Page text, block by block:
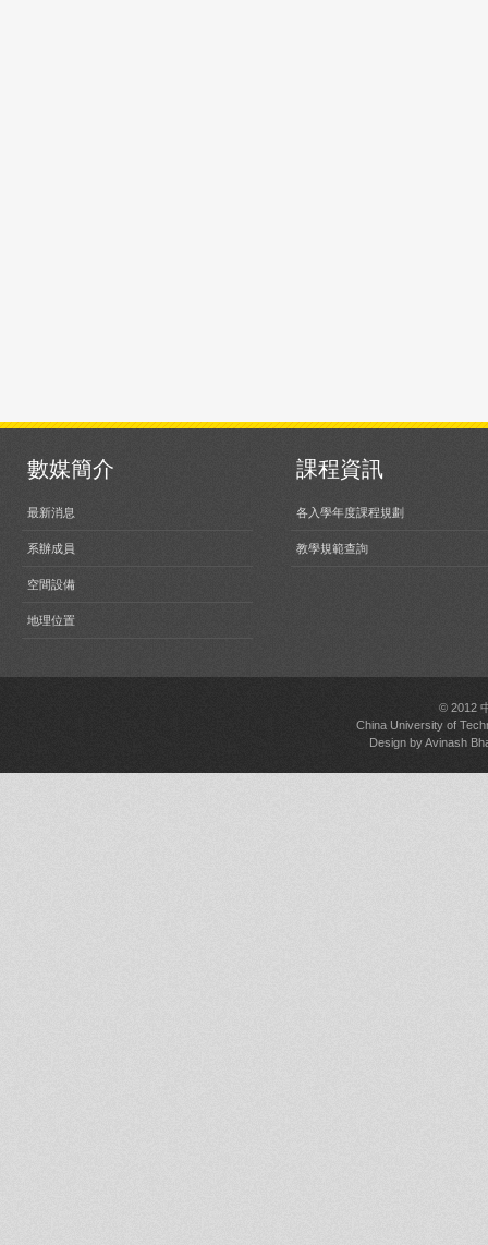
數媒簡介
最新消息
系辦成員
空間設備
地理位置
課程資訊
各入學年度課程規劃
教學規範查詢
© 2012
China University of
Design byAvinash